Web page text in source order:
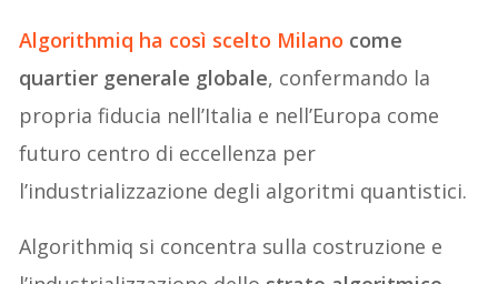
Algorithmiq ha così scelto Milano come
quartier generale globale, confermando la
propria fiducia nell’Italia e nell’Europa come
futuro centro di eccellenza per
l’industrializzazione degli algoritmi quantistici.
Algorithmiq si concentra sulla costruzione e